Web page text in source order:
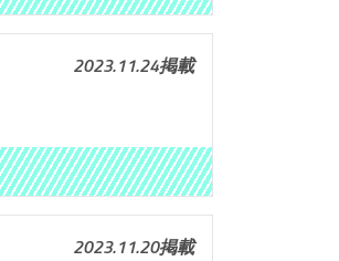
2023.11.24掲載
2023.11.20掲載